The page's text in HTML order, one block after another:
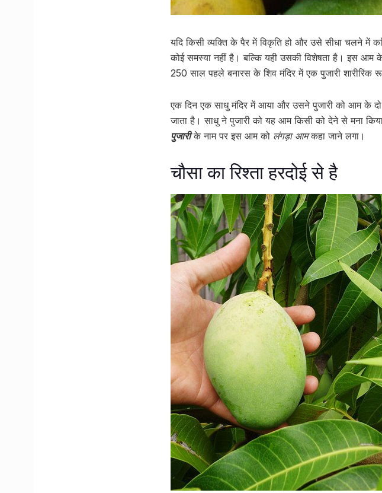
यदि किसी व्यक्ति के पैर में विकृति हो और उसे सीधा चलने में
कोई समस्या नहीं है। बल्कि यही उसकी विशेषता है। इस
250 साल पहले बनारस के शिव मंदिर में एक पुजारी शारीरिक
एक दिन एक साधु मंदिर में आया और उसने पुजारी को आम के
जाता है। साधु ने पुजारी को यह आम किसी को देने से मना
पुजारीके नाम पर इस आम को लंगड़ा आमकहा जाने लगा।
चौसा का रिश्ता हरदोई से है